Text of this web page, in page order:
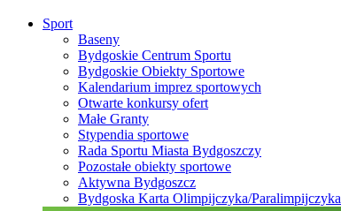
Sport
Baseny
Bydgoskie Centrum Sportu
Bydgoskie Obiekty Sportowe
Kalendarium imprez sportowych
Otwarte konkursy ofert
Małe Granty
Stypendia sportowe
Rada Sportu Miasta Bydgoszczy
Pozostałe obiekty sportowe
Aktywna Bydgoszcz
Bydgoska Karta Olimpijczyka/Paralimpijczyka